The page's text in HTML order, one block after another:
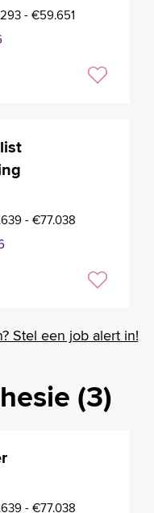
- €59.651
- €77.038
Stel een job alert in!
(3)
- €77.038